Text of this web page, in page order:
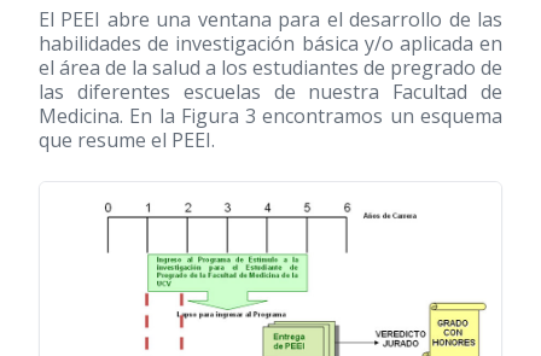
El PEEI abre una ventana para el desarrollo de las
habilidades de investigación básica y/o aplicada en
el área de la salud a los estudiantes de pregrado de
las diferentes escuelas de nuestra Facultad de
Medicina. En la Figura 3 encontramos un esquema
que resume el PEEI.